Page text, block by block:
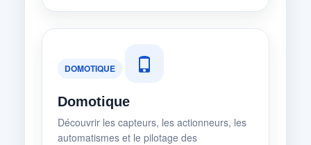
DOMOTIQUE
Domotique
Découvrir les capteurs, les actionneurs, les
automatismes et le pilotage des